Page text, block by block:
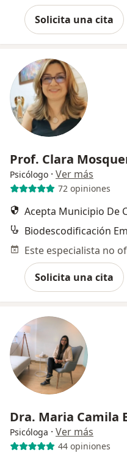
Solicita una cita
Prof. Clara
Psicólogo · Ver más
72 opiniones
Acepta Municipio De
Biodescodificación
Solicita una cita
Dra. Maria Camila
Psicóloga · Ver más
44 opiniones